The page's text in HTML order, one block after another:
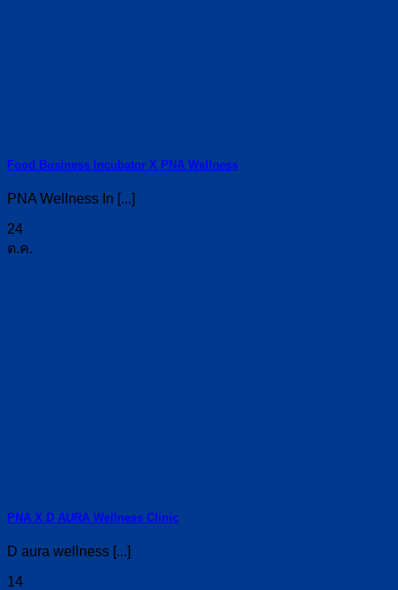
Food Business Incubator X PNA Wellness
PNA Wellness In [...]
24
ต.ค.
PNA X D AURA Wellness Clinic
D aura wellness [...]
14